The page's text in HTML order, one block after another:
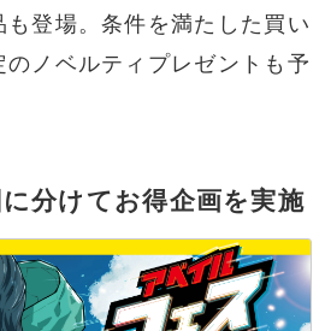
登場。条件を満たした買い
ノベルティプレゼントも予
分けてお得企画を実施